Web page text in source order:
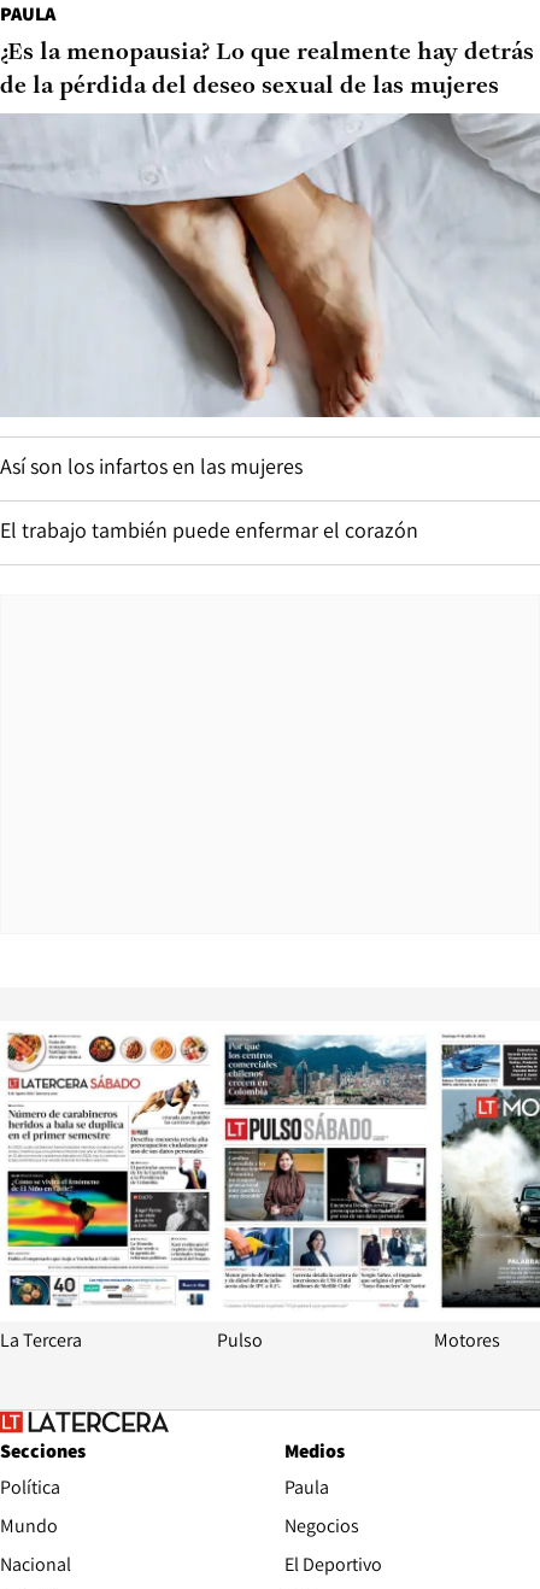
PAULA
¿Es la menopausia? Lo que realmente hay detrás
de la pérdida del deseo sexual de las mujeres
Así son los infartos en las mujeres
El trabajo también puede enfermar el corazón
Opens in new window
La Tercera
Opens in
Pulso Motores
Secciones
Política
Mundo
Nacional
Medios
Paula
Negocios
El Deportivo